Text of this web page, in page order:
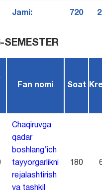
Jami: 720
SEMESTER
Fan nomi Soat
Chaqiruvga
qadar
boshlang’ich
tayyorgarlikni
rejalashtirish
va tashkil
180